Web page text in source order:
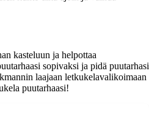
kasteluun ja helpottaa
sopivaksi ja pidä puutarhasi
laajaan letkukelavalikoimaan
puutarhaasi!